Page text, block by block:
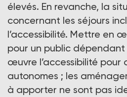
élevés. En revanche, la
concernant les séjours
l’accessibilité. Mettre en
pour un public dépendant
œuvre l’accessibilité pour
autonomes ; les
à apporter ne sont pas